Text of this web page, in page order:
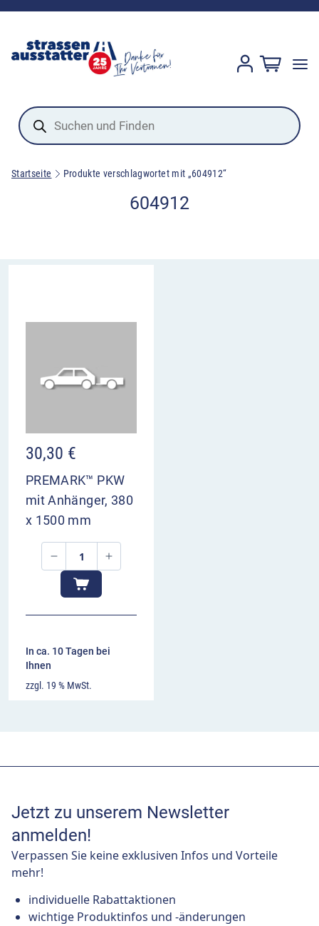
Products
search
Startseite Produkte verschlagwortet mit „604912“
604912
30,30 €
PREMARK™ PKW
mit Anhänger, 380
x 1500 mm
In ca. 10 Tagen bei
Ihnen
zzgl. 19 % MwSt.
Jetzt zu unserem Newsletter
anmelden!
Verpassen Sie keine exklusiven Infos und Vorteile
mehr!
individuelle Rabattaktionen
wichtige Produktinfos und -änderungen